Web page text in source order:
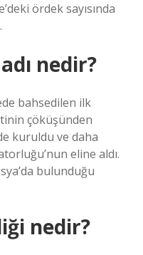
ördek sayısında
nedir?
bahsedilen ilk
çöküşünden
kuruldu ve daha
eline aldı.
bulunduğu
nedir?